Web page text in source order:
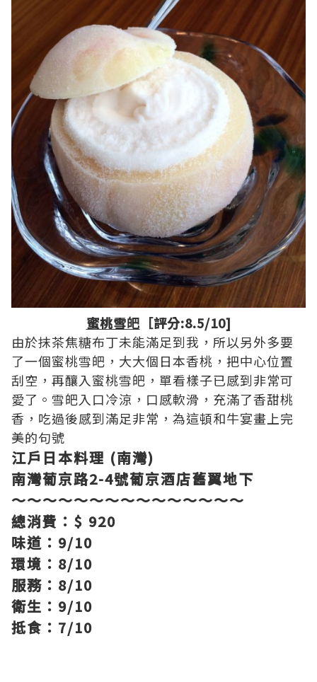
蜜桃雪皅 ［評分:8.5/10]
由於抹茶焦糖布丁未能滿足到我，所以另外多要
了一個蜜桃雪皅，大大個日本香桃，把中心位置
刮空，再釀入蜜桃雪皅，單看樣子已感到非常可
愛了。雪皅入口冷涼，口感軟滑，充滿了香甜桃
香，吃過後感到滿足非常，為這頓和牛宴畫上完
美的句號
江戶日本料理 (南灣)
南灣葡京路2-4號葡京酒店舊翼地下
～～～～～～～～～～～～～～～
總消費：$ 920
味道：9/10
環境：8/10
服務：8/10
衛生：9/10
抵食：7/10